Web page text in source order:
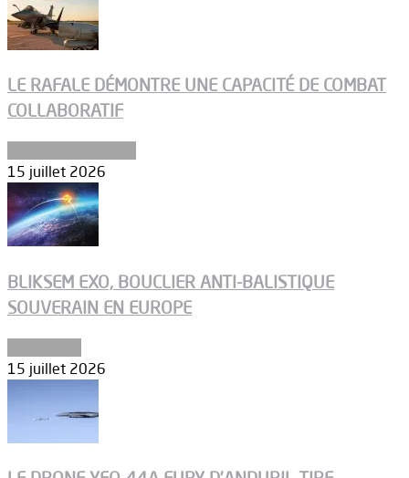
LE RAFALE DÉMONTRE UNE CAPACITÉ DE COMBAT
COLLABORATIF
15 juillet 2026
BLIKSEM EXO, BOUCLIER ANTI-BALISTIQUE
SOUVERAIN EN EUROPE
15 juillet 2026